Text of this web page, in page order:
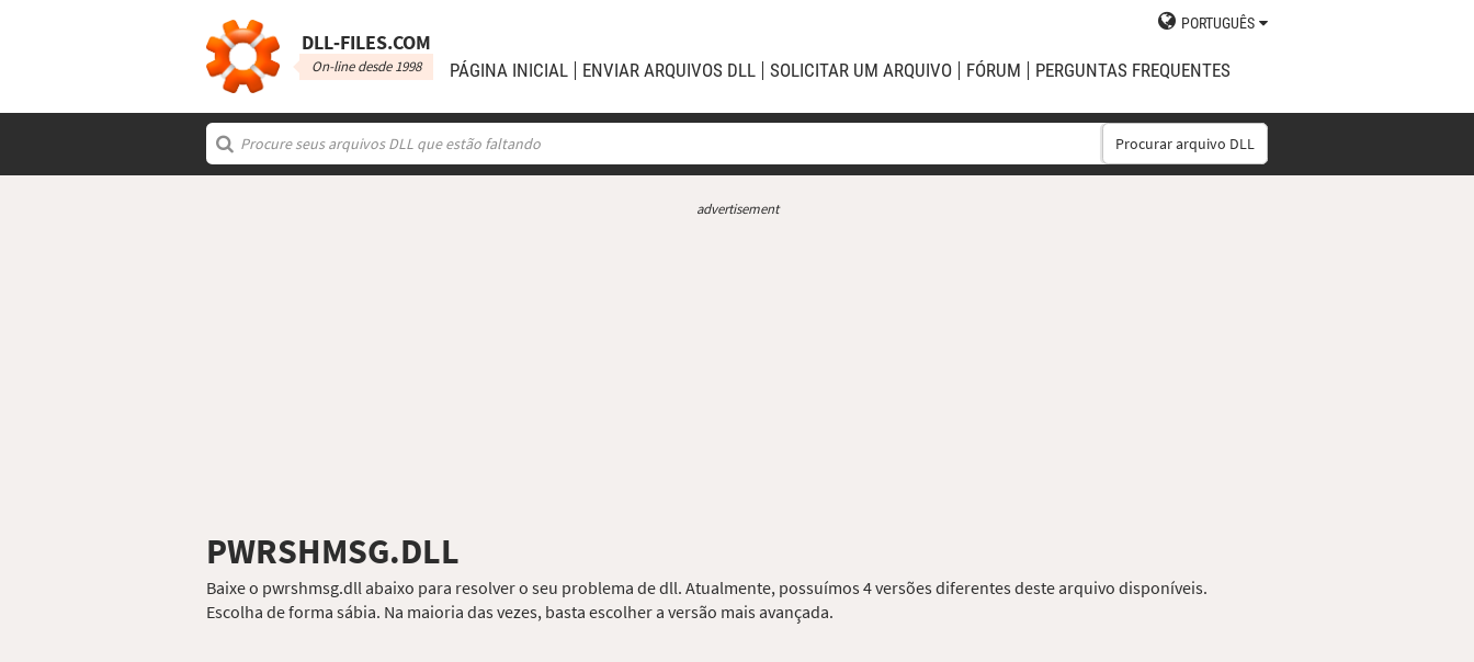
DLL‑FILES.COM
On-line desde 1998
PORTUGUÊS
PÁGINA INICIAL ENVIAR ARQUIVOS DLL SOLICITAR UM ARQUIVO FÓRUM PERGUNTAS FREQUENTES
Procurar arquivo DLL
advertisement
PWRSHMSG.DLL
Baixe o pwrshmsg.dll abaixo para resolver o seu problema de dll. Atualmente, possuímos 4 versões diferentes deste arquivo disponíveis.
Escolha de forma sábia. Na maioria das vezes, basta escolher a versão mais avançada.